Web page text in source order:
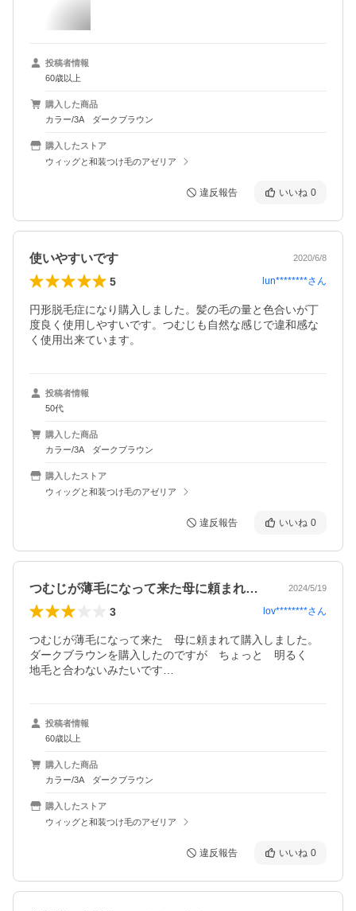
投稿者情報
60歳以上
購入した商品
カラー/3A ダークブラウン
購入したストア
ウィッグと和装つけ毛のアゼリア
違反報告 いいね 0
使いやすいです 2020/6/8
5 lun********さん
円形脱毛症になり購入しました。髪の毛の量と色合いが丁
度良く使用しやすいです。つむじも自然な感じで違和感な
く使用出来ています。
投稿者情報
50代
購入した商品
カラー/3A ダークブラウン
購入したストア
ウィッグと和装つけ毛のアゼリア
違反報告 いいね 0
つむじが薄毛になって来た母に頼まれて購… 2024/5/19
3 lov********さん
つむじが薄毛になって来た　母に頼まれて購入しました。
ダークブラウンを購入したのですが　ちょっと　明るく
地毛と合わないみたいです…
投稿者情報
60歳以上
購入した商品
カラー/3A ダークブラウン
購入したストア
ウィッグと和装つけ毛のアゼリア
違反報告 いいね 0